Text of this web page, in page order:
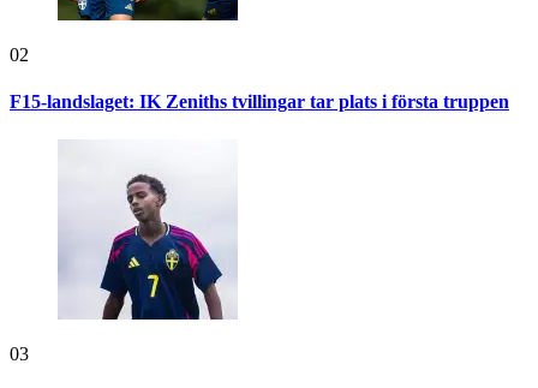
02
F15-landslaget: IK Zeniths tvillingar tar plats i första truppen
03